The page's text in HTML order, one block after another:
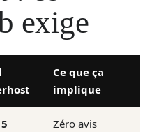
exige
Ce que ça
implique
Zéro avis